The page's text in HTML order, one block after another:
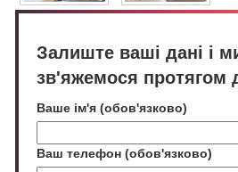
Залиште ваші дані і
зв'яжемося протягом
Ваше ім'я (обов'язково)
Ваш телефон (обов'язково)